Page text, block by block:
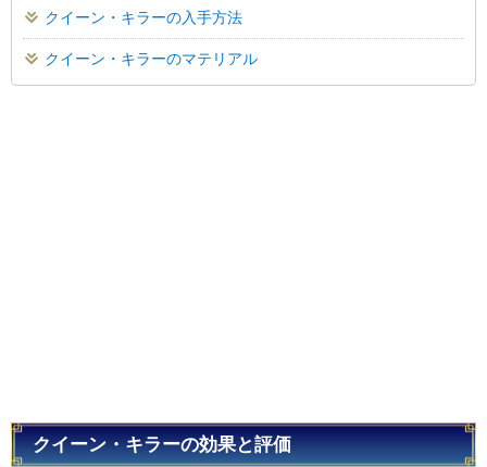
クイーン・キラーの入手方法
クイーン・キラーのマテリアル
クイーン・キラーの効果と評価